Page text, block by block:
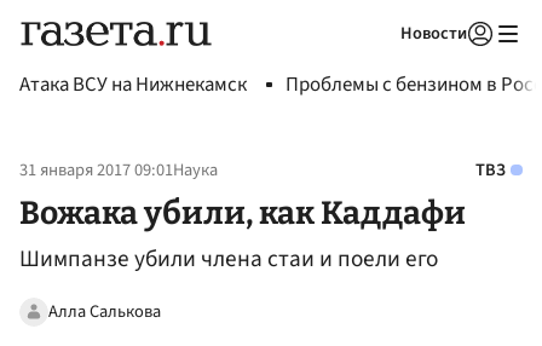
Новости
Атака ВСУ на Нижнекамск Проблемы с бензином в
31 января 2017 09:01Наука ТВЗ
Вожака убили, как Каддафи
Шимпанзе убили члена стаи и поели его
Алла Салькова